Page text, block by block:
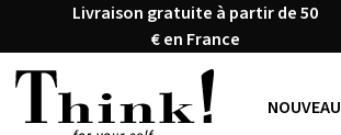
au contenu principal
Passer à la recherche
Passer à la navigation principale
Livraison gratuite à partir de 50
€ en France
NOUVEAU